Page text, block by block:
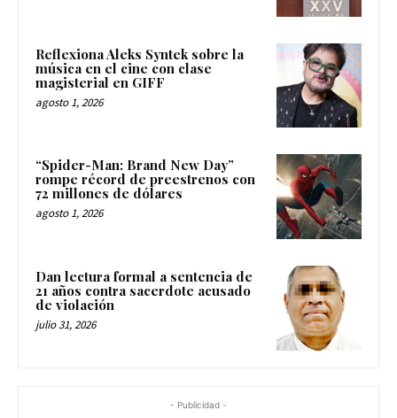
Reflexiona Aleks Syntek sobre la
música en el cine con clase
magisterial en GIFF
agosto 1, 2026
“Spider-Man: Brand New Day”
rompe récord de preestrenos con
72 millones de dólares
agosto 1, 2026
Dan lectura formal a sentencia de
21 años contra sacerdote acusado
de violación
julio 31, 2026
- Publicidad -